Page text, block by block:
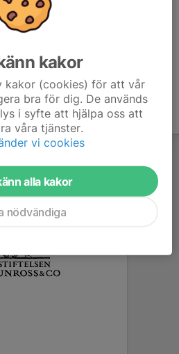
kakor
kakor (cookies) för att vår
bra för dig. De används
i syfte att hjälpa oss att
våra tjänster.
vi cookies
alla kakor
nödvändiga